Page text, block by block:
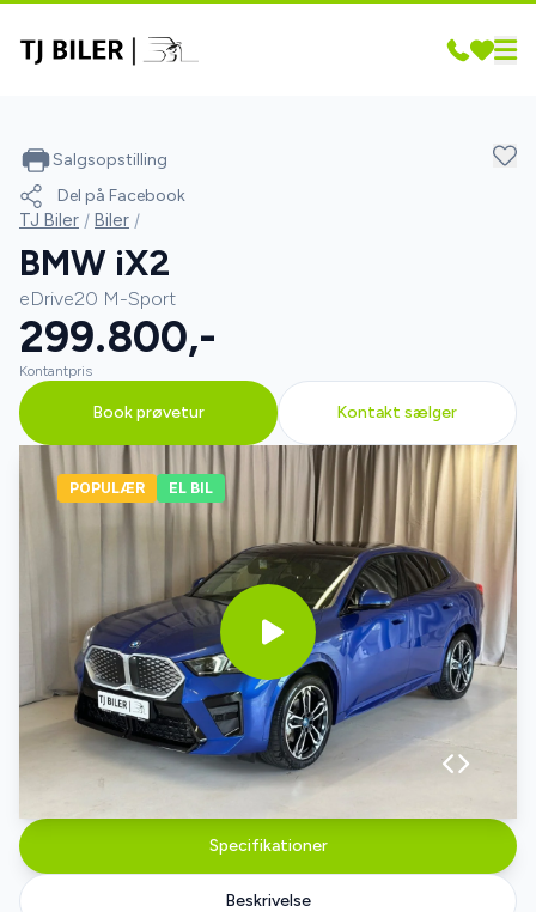
POPULÆR EL BIL
Specifikationer
Beskrivelse
Salgsopstilling
Del på Facebook
TJ Biler / Biler /
BMW iX2
eDrive20 M-Sport
299.800,-
Kontantpris
Book prøvetur Kontakt sælger